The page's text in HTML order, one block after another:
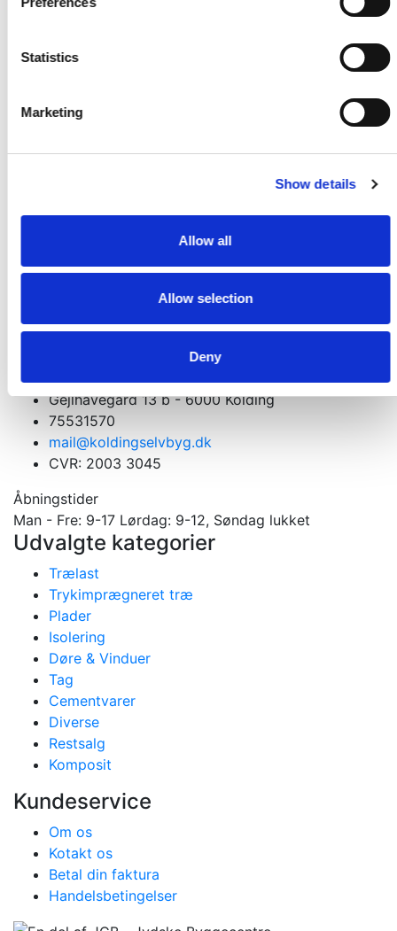
Statistics
Marketing
Show details
Allow all
Allow selection
Deny
NKT Spun+ 4,5x60/35mm 200stk/ks Climate-G3
KR79,00 KR
Pr./Sp.
Kontakt os. Vi er altid klar med et godt tilbud
Velkommen til din tømmerhandel
Materialer til nybygning, ombygning og tilbygning
Gejlhavegård 13 b - 6000 Kolding
75531570
mail@koldingselvbyg.dk
CVR: 2003 3045
Åbningstider
Man - Fre: 9-17 Lørdag: 9-12, Søndag lukket
Udvalgte kategorier
Trælast
Trykimprægneret træ
Plader
Isolering
Døre & Vinduer
Tag
Cementvarer
Diverse
Restsalg
Komposit
Kundeservice
Om os
Kotakt os
Betal din faktura
Handelsbetingelser